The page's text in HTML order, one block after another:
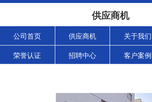
供应商机
公司首页 供应商机 关于我们
荣誉认证 招聘中心 客户案例